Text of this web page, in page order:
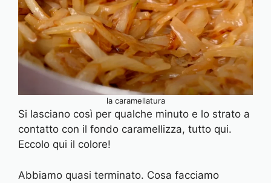
la caramellatura
Si lasciano così per qualche minuto e lo strato a
contatto con il fondo caramellizza, tutto qui.
Eccolo qui il colore!
Abbiamo quasi terminato. Cosa facciamo